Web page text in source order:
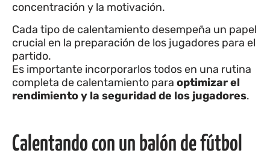
concentración y la motivación.
Cada tipo de calentamiento desempeña un papel
crucial en la preparación de los jugadores para el
partido.
Es importante incorporarlos todos en una rutina
completa de calentamiento para optimizar el
rendimiento y la seguridad de los jugadores.
Calentando con un balón de fútbol